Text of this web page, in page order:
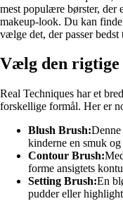
mest populære børster, der
makeup-look. Du kan
vælge det, der passer bedst
Vælg den
Real Techniques har et
forskellige formål. Her er
Blush Brush:
kinderne en smuk
Contour Brush:
forme ansigtets
Setting Brush:En
pudder eller